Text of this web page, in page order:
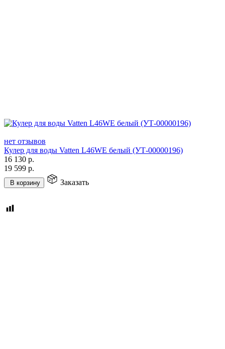
нет отзывов
Кулер для воды Vatten L46WE белый (УТ-00000196)
16 130 р.
19 599 р.
В корзину Заказать